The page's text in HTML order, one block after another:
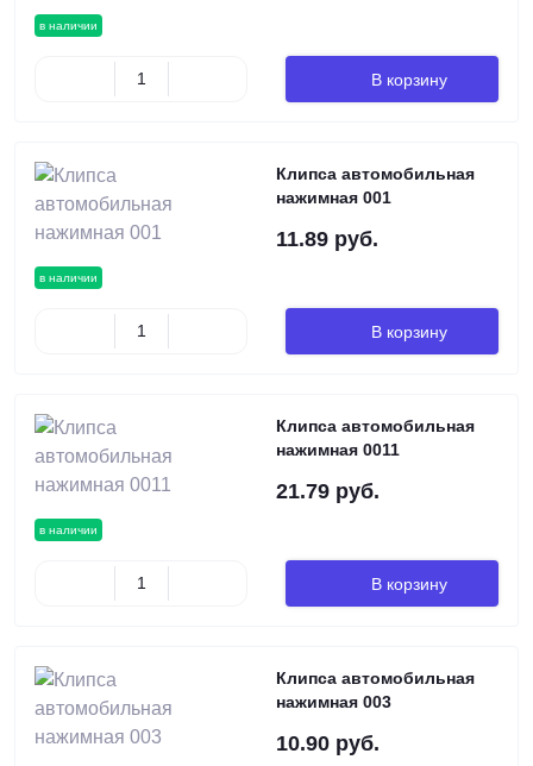
в наличии
В корзину
в наличии
Клипса автомобильная
нажимная 001
11.89 руб.
В корзину
в наличии
Клипса автомобильная
нажимная 0011
21.79 руб.
В корзину
Клипса автомобильная
нажимная 003
10.90 руб.